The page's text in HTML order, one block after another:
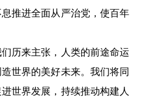
推进全面从严治党，使百年
历来主张，人类的前途命运
世界的美好未来。我们将同
世界发展，持续推动构建人